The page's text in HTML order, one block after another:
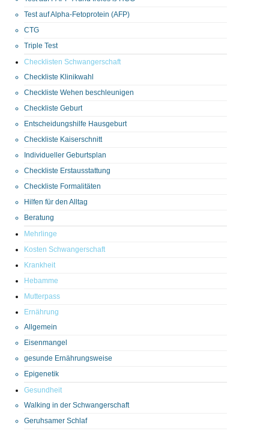
Test auf Alpha-Fetoprotein (AFP)
CTG
Triple Test
Checklisten Schwangerschaft
Checkliste Klinikwahl
Checkliste Wehen beschleunigen
Checkliste Geburt
Entscheidungshilfe Hausgeburt
Checkliste Kaiserschnitt
Individueller Geburtsplan
Checkliste Erstausstattung
Checkliste Formalitäten
Hilfen für den Alltag
Beratung
Mehrlinge
Kosten Schwangerschaft
Krankheit
Hebamme
Mutterpass
Ernährung
Allgemein
Eisenmangel
gesunde Ernährungsweise
Epigenetik
Gesundheit
Walking in der Schwangerschaft
Geruhsamer Schlaf